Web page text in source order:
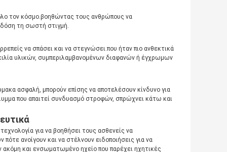
τον κόσμο.βοηθώντας τους ανθρώπους να
δόση τη σωστή στιγμή.
να σπάσει και να στεγνώσει.που ήταν πιο ανθεκτικά
υλικών, συμπεριλαμβανομένων διαφανών ή έγχρωμων
ασφαλή, μπορούν επίσης να αποτελέσουν κίνδυνο για
που απαιτεί συνδυασμό στροφών, σπρώχνει κάτω και
για να βοηθήσει τους ασθενείς να
ανοίγουν και να στέλνουν ειδοποιήσεις για να
και ενσωματωμένο ηχείο που παρέχει ηχητικές